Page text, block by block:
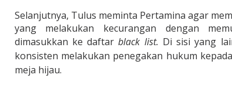
n
a
e
r
Selanjutnya, Tulus meminta Pertamina agar
yang melakukan kecurangan dengan
dimasukkan ke daftarblack list. Di sisi yang
konsisten melakukan penegakan hukum
meja hijau.